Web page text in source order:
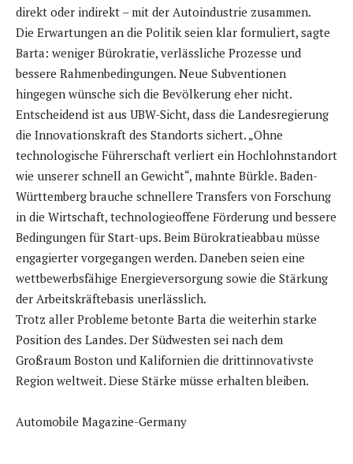
direkt oder indirekt – mit der Autoindustrie zusammen.
Die Erwartungen an die Politik seien klar formuliert, sagte
Barta: weniger Bürokratie, verlässliche Prozesse und
bessere Rahmenbedingungen. Neue Subventionen
hingegen wünsche sich die Bevölkerung eher nicht.
Entscheidend ist aus UBW-Sicht, dass die Landesregierung
die Innovationskraft des Standorts sichert. „Ohne
technologische Führerschaft verliert ein Hochlohnstandort
wie unserer schnell an Gewicht“, mahnte Bürkle. Baden-
Württemberg brauche schnellere Transfers von Forschung
in die Wirtschaft, technologieoffene Förderung und bessere
Bedingungen für Start-ups. Beim Bürokratieabbau müsse
engagierter vorgegangen werden. Daneben seien eine
wettbewerbsfähige Energieversorgung sowie die Stärkung
der Arbeitskräftebasis unerlässlich.
Trotz aller Probleme betonte Barta die weiterhin starke
Position des Landes. Der Südwesten sei nach dem
Großraum Boston und Kalifornien die drittinnovativste
Region weltweit. Diese Stärke müsse erhalten bleiben.
Automobile Magazine-Germany